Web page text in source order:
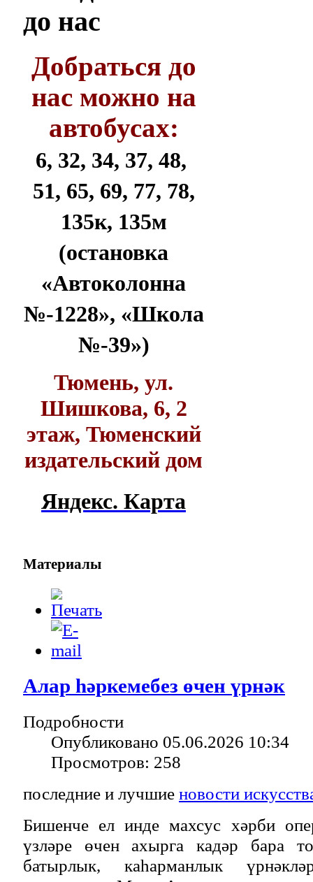
до нас
Добраться до
нас можно на
автобусах:
6, 32, 34, 37, 48,
51, 65, 69, 77, 78,
135к, 135м
(остановка
«Автоколонна
№-1228», «Школа
№-39»)
Тюмень, ул.
Шишкова, 6, 2
этаж, Тюменский
издательский дом
Яндекс. Карта
Материалы
Алар һәркемебез өчен үрнәк
Подробности
Опубликовано 05.06.2026 10:34
Просмотров: 258
последние и лучшие новости
Бишенче ел инде махсус хәрби
үзләре өчен ахырга кадәр бара
батырлык, каһарманлык